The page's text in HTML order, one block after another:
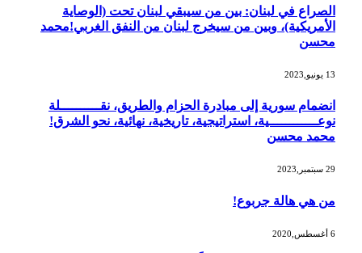
الصراع في لبنان: بين من سيبقي لبنان تحت (الوصاية
الأمريكية)، وبين من سيخرج لبنان من النفق الغربي!محمد
محسن
13 يونيو,2023
انضمام سورية إلى مبادرة الحزام والطريق، نقــــــــــلة
نوعــــــــــــية، استراتيجية، تاريخية، نهائية، نحو الشرق!
محمد محسن
29 سبتمبر,2023
من هي هالة جربوع!